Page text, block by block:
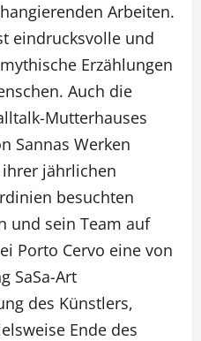
Arbeiten.
eindrucksvolle und
Erzählungen
Auch die
Mutterhauses
Sannas Werken
jährlichen
besuchten
und sein Team auf
Porto Cervo eine von
SaSa-Art
des Künstlers,
Ende des